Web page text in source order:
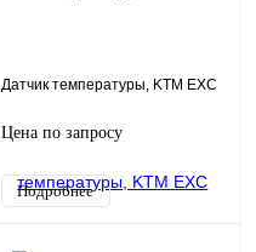
Датчик температуры, KTM EXC
Цена по запросу
Подробнее